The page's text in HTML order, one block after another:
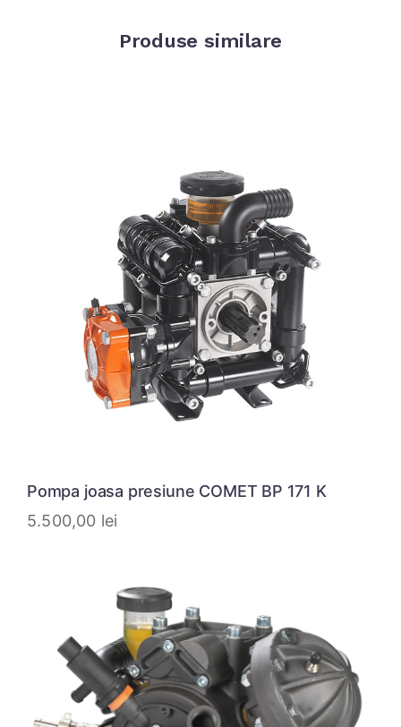
Produse similare
Pompa joasa presiune COMET BP 171 K
5.500,00 lei